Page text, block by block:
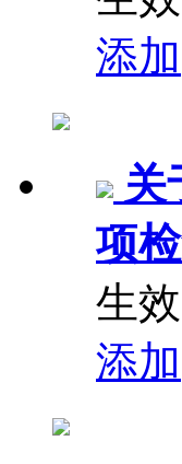
添加
关
项
生
添加